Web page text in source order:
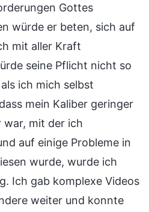
Gottes
würde er beten, sich auf
mit aller Kraft
seine Pflicht nicht so
ich mich selbst
mein Kaliber geringer
war, mit der ich
auf einige Probleme in
wurde, wurde ich
Ich gab komplexe Videos
weiter und konnte